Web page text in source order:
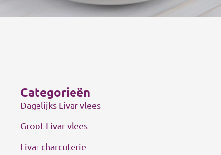
Categorieën
Dagelijks Livar vlees
Groot Livar vlees
Livar charcuterie